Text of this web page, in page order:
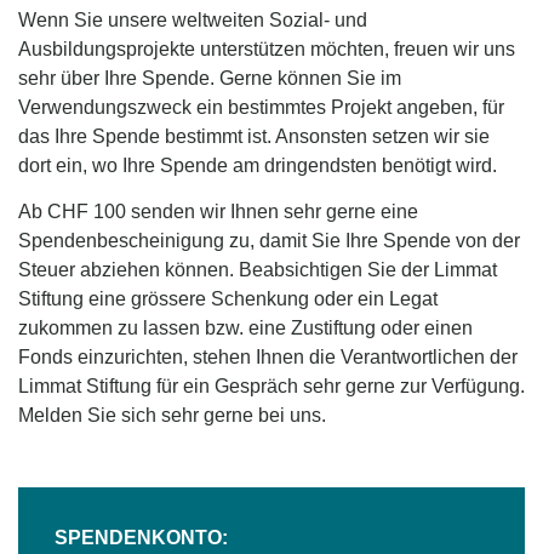
Wenn Sie unsere weltweiten Sozial- und
Ausbildungsprojekte unterstützen möchten, freuen wir uns
sehr über Ihre Spende. Gerne können Sie im
Verwendungszweck ein bestimmtes Projekt angeben, für
das Ihre Spende bestimmt ist. Ansonsten setzen wir sie
dort ein, wo Ihre Spende am dringendsten benötigt wird.
Ab CHF 100 senden wir Ihnen sehr gerne eine
Spendenbescheinigung zu, damit Sie Ihre Spende von der
Steuer abziehen können. Beabsichtigen Sie der Limmat
Stiftung eine grössere Schenkung oder ein Legat
zukommen zu lassen bzw. eine Zustiftung oder einen
Fonds einzurichten, stehen Ihnen die Verantwortlichen der
Limmat Stiftung für ein Gespräch sehr gerne zur Verfügung.
Melden Sie sich sehr gerne bei uns.
SPENDENKONTO: